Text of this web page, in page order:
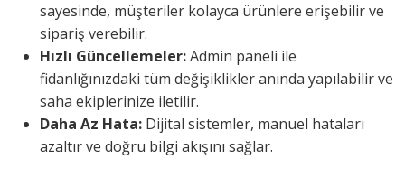
sayesinde, müşteriler kolayca ürünlere erişebilir ve
sipariş verebilir.
Hızlı Güncellemeler:Admin paneli ile
fidanlığınızdaki tüm değişiklikler anında yapılabilir ve
saha ekiplerinize iletilir.
Daha Az Hata: Dijital sistemler, manuel hataları
azaltır ve doğru bilgi akışını sağlar.